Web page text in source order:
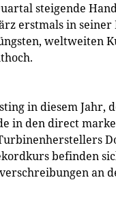
steigende
erstmals in
weltweiten
in diesem
in den direct
befinden
an